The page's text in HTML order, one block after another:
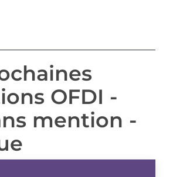
OFDI -
mention -